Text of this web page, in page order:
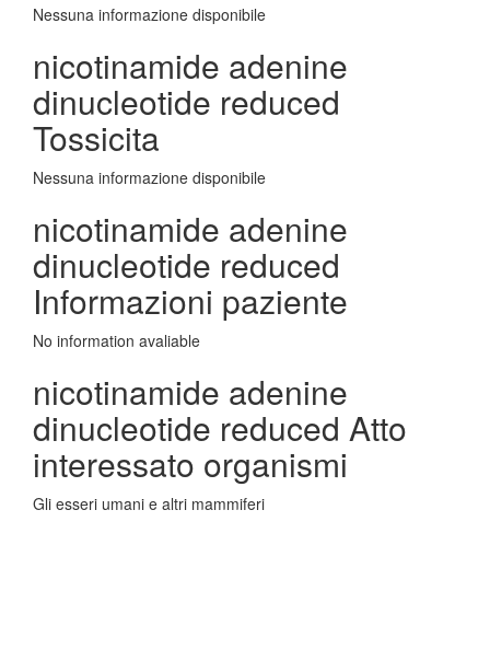
Nessuna informazione disponibile
nicotinamide adenine
dinucleotide reduced
Tossicita
Nessuna informazione disponibile
nicotinamide adenine
dinucleotide reduced
Informazioni paziente
No information avaliable
nicotinamide adenine
dinucleotide reduced Atto
interessato organismi
Gli esseri umani e altri mammiferi